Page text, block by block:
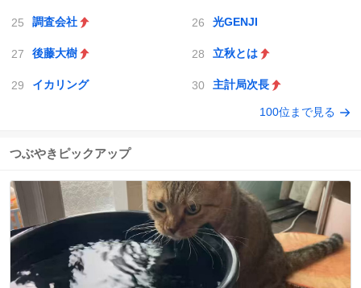
調査会社 光GENJI
後藤大樹 立秋とは
イカリング 主計局次長
100位まで見る
つぶやきピックアップ